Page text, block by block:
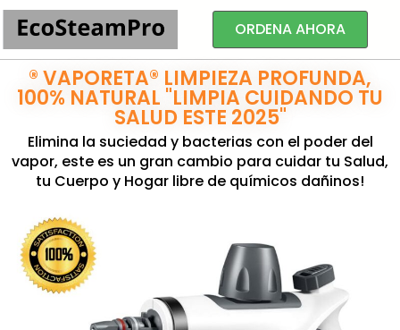
ORDENA AHORA
® VAPORETA® LIMPIEZA PROFUNDA,
100% NATURAL "LIMPIA CUIDANDO TU
SALUD ESTE 2025"
Elimina la suciedad y bacterias con el poder del
vapor, este es un gran cambio para cuidar tu Salud,
tu Cuerpo y Hogar libre de químicos dañinos!